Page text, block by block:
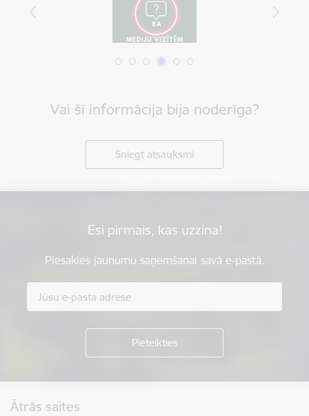
Vai šī informācija bija noderīga?
Sniegt atsauksmi
Esi pirmais, kas uzzina!
Piesakies jaunumu saņemšanai savā e-pastā.
Ātrās saites